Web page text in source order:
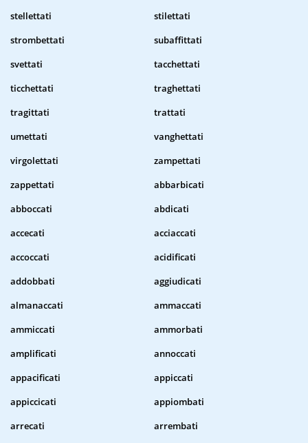
stellettati
stilettati
strombettati
subaffittati
svettati
tacchettati
ticchettati
traghettati
tragittati
trattati
umettati
vanghettati
virgolettati
zampettati
zappettati
abbarbicati
abboccati
abdicati
accecati
acciaccati
accoccati
acidificati
addobbati
aggiudicati
almanaccati
ammaccati
ammiccati
ammorbati
amplificati
annoccati
appacificati
appiccati
appiccicati
appiombati
arrecati
arrembati